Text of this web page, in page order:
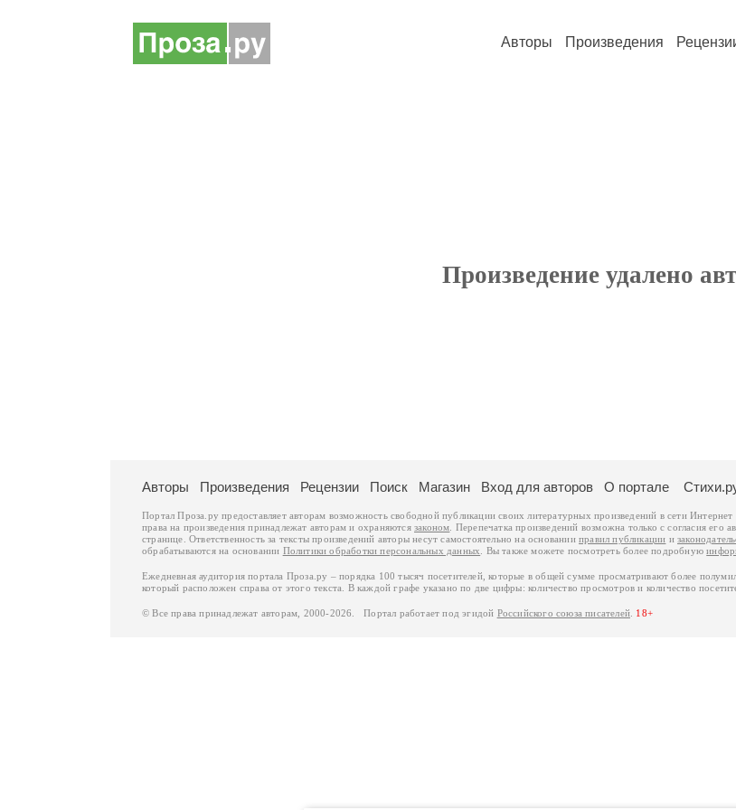
Авторы Произведения
Произведение удалено
Авторы Произведения Рецензии Поиск Магазин Вход для авторов О портале
Портал Проза.ру предоставляет авторам возможность свободной публикации своих литературных произведений в сети
права на произведения принадлежат авторам и охраняются законом . Перепечатка произведений возможна только с согласия его
странице. Ответственность за тексты произведений авторы несут самостоятельно на основанииправил публикации и
обрабатываются на основании Политики обработки персональных данных . Вы также можете посмотреть более подробную
Ежедневная аудитория портала Проза.ру – порядка 100 тысяч посетителей, которые в общей сумме просматривают более
который расположен справа от этого текста. В каждой графе указано по две цифры: количество просмотров и количество
© Все права принадлежат авторам, 2000-2026. Портал работает под эгидой Российского союза писателей 18+